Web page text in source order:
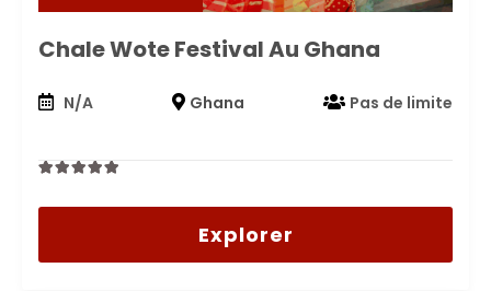
Chale Wote Festival Au Ghana
N/A Ghana Pas de limite
0
5
Explorer